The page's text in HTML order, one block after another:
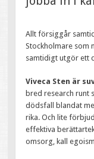
Allt försiggår
Stockholmare som
samtidigt utgör ett
Viveca Sten är
bred research runt
dödsfall blandat
rika. Och lite
effektiva
omsorg, kall